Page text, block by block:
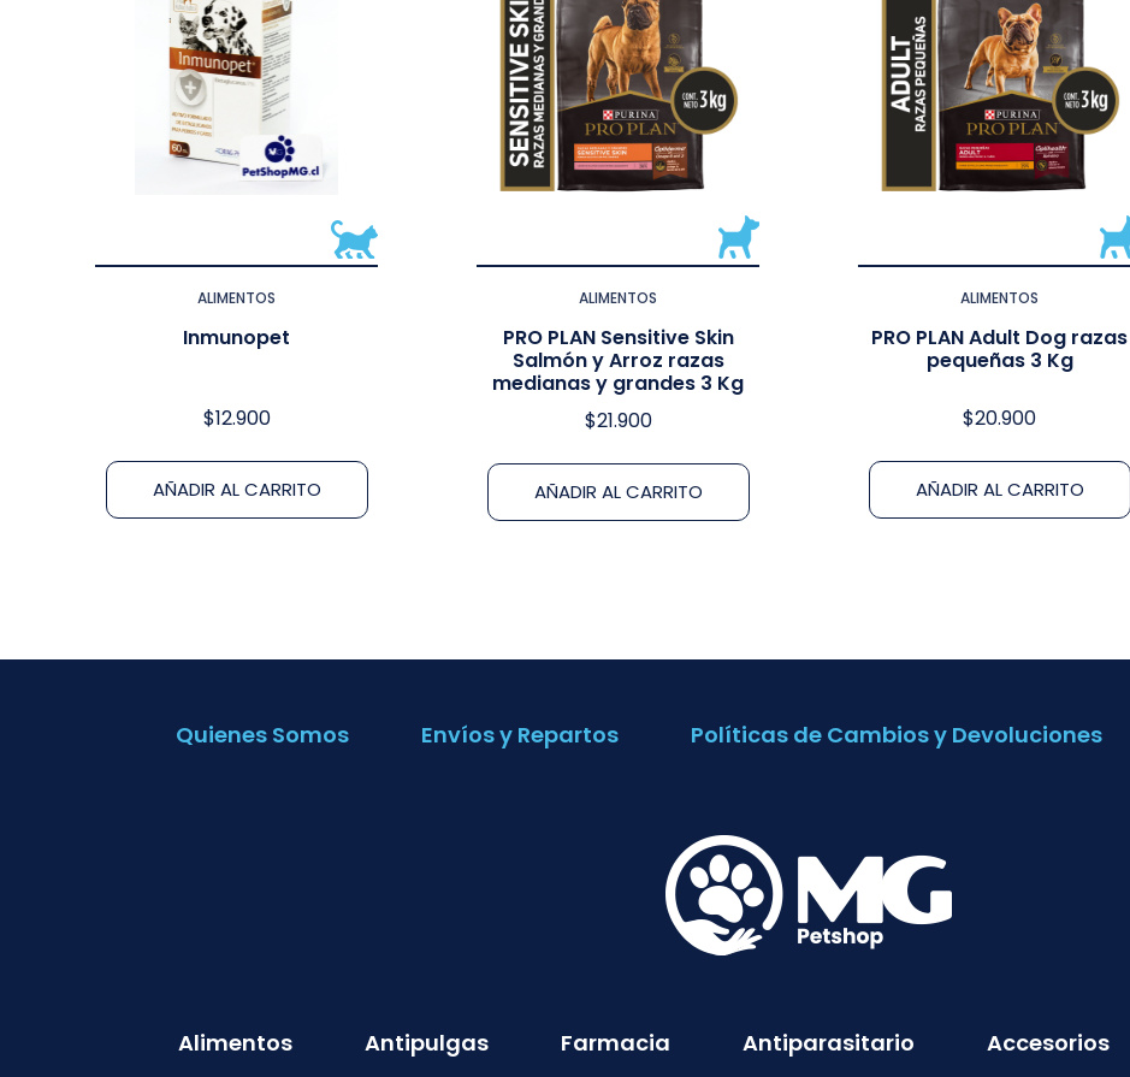
ALIMENTOS
Inmunopet
$12.900
AÑADIR AL CARRITO
ALIMENTOS
PRO PLAN Sensitive Skin
Salmón y Arroz razas
medianas y grandes 3 Kg
$21.900
AÑADIR AL CARRITO
ALIMENTOS
PRO PLAN Adult Dog razas
pequeñas 3 Kg
$20.900
AÑADIR AL CARRITO
Quienes Somos Envíos y Repartos Políticas de Cambios y Devoluciones
Alimentos Antipulgas Farmacia Antiparasitario Accesorios